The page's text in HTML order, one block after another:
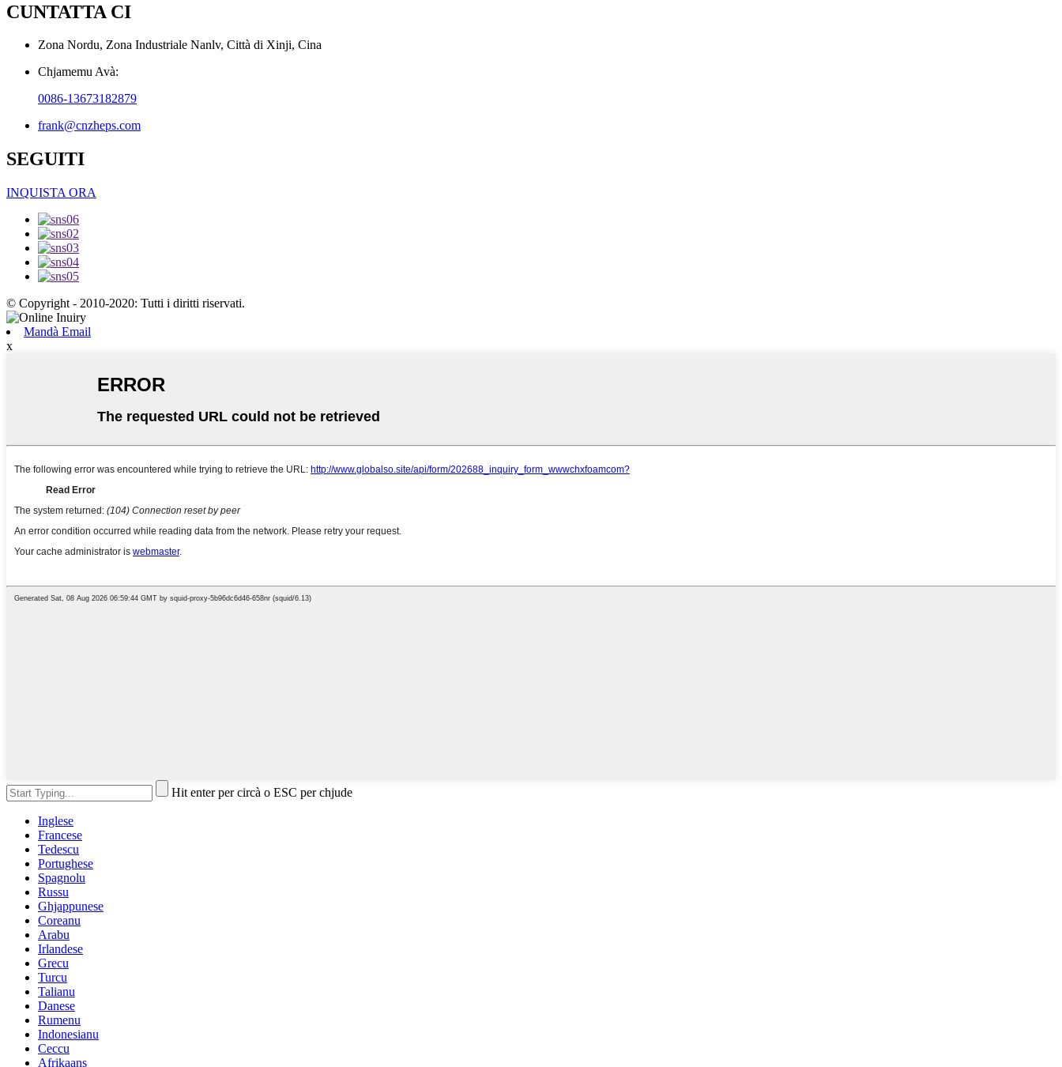
CUNTATTA CI
Zona Nordu, Zona Industriale Nanlv, Città di Xinji, Cina
Chjamemu Avà:
0086-13673182879
frank@cnzheps.com
SEGUITI
INQUISTA ORA
© Copyright - 2010-2020: Tutti i diritti riservati.
Mandà Email
x
Hit enter per circà o ESC per chjude
Inglese
Francese
Tedescu
Portughese
Spagnolu
Russu
Ghjappunese
Coreanu
Arabu
Irlandese
Grecu
Turcu
Talianu
Danese
Rumenu
Indonesianu
Ceccu
Afrikaans